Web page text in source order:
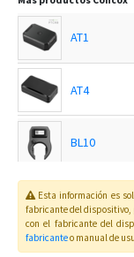
AT1
AT4
BL10
EG02
Esta información es
fabricante del
con el fabricante del
fabricanteo manual de